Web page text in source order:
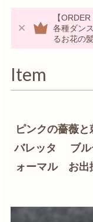
【ORDER
各種ダン
るお花の
Item
ピンクの薔薇
バレッタ ブ
ォーマル お